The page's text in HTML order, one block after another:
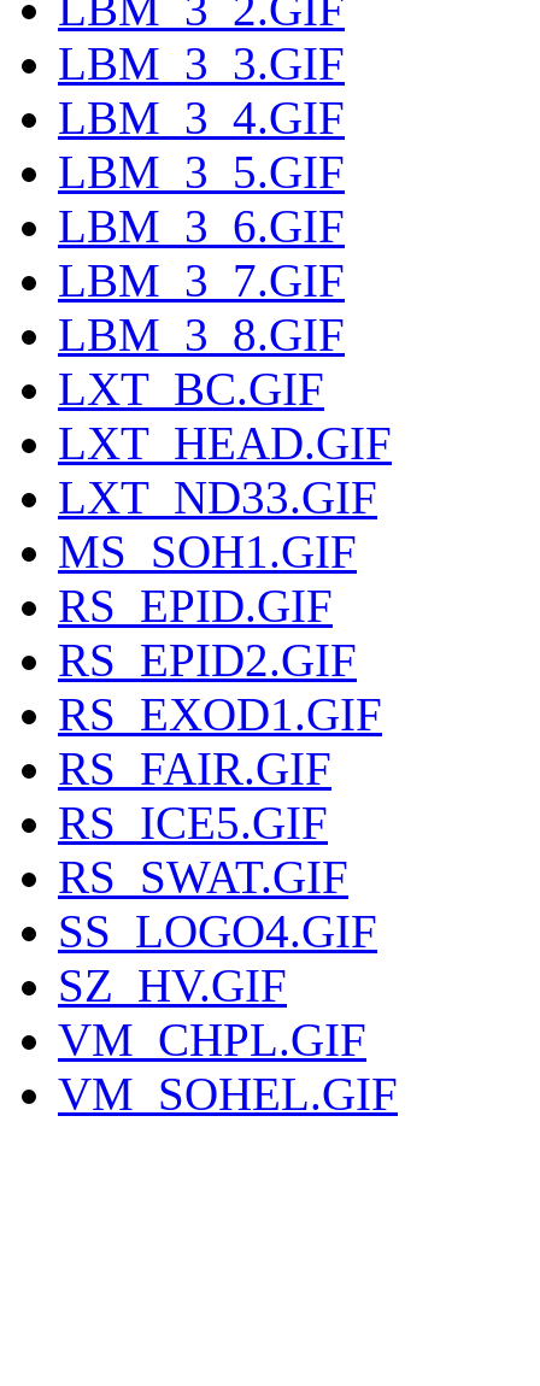
LBM_3_3.GIF
LBM_3_4.GIF
LBM_3_5.GIF
LBM_3_6.GIF
LBM_3_7.GIF
LBM_3_8.GIF
LXT_BC.GIF
LXT_HEAD.GIF
LXT_ND33.GIF
MS_SOH1.GIF
RS_EPID.GIF
RS_EPID2.GIF
RS_EXOD1.GIF
RS_FAIR.GIF
RS_ICE5.GIF
RS_SWAT.GIF
SS_LOGO4.GIF
SZ_HV.GIF
VM_CHPL.GIF
VM_SOHEL.GIF